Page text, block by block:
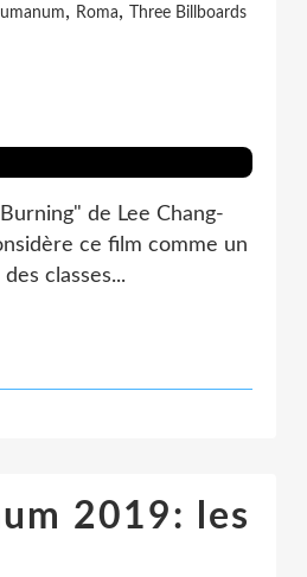
, Roma,
Three Billboards
de Lee Chang-
ce film comme un
classes...
2019: les